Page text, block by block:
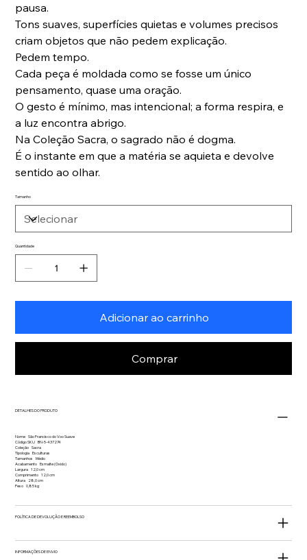
pausa.
Tons suaves, superfícies quietas e volumes precisos
criam objetos que não pedem explicação.
Pedem tempo.
Cada peça é moldada como se fosse um único
pensamento, quase uma oração.
O gesto é mínimo, mas intencional; a forma respira, e
a luz encontra abrigo.
Na Coleção Sacra, o sagrado não é dogma.
É o instante em que a matéria se aquieta e devolve
sentido ao olhar.
Tamanho
Quantidade
Adicionar ao carrinho
Comprar
DETALHES DO PRODUTO
Nome São Francisco do Voo Suave
Código SKU BN-5-437274
Coleção Sacra
Tipologia Esculturas
Tamanhos Médio
Acabamento Esmalte (Oxido)
Largura 12,0 cm
Comprimento 12,0 cm
Altura 28,0 cm
Peso 0,85 kg
POLÍTICA DE DEVOLUÇÃO E REEMBOLSO
INFORMAÇÕES DE ENVIO